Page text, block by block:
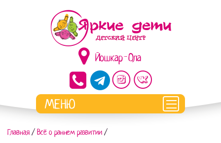
Йошкар-Ола
Главная / Всё о раннем развитии /